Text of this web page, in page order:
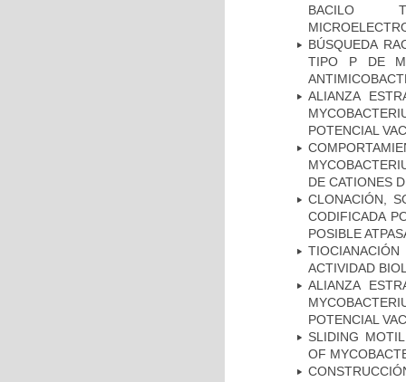
BACILO
BÚSQUEDA
TIPO P DE
ALIANZA
POTENCIAL
DE CATIONES
CLONACIÓN,
CODIFICADA
POSIBLE
ACTIVIDAD
ALIANZA
POTENCIAL
SLIDING
OF